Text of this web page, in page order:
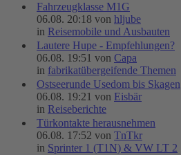
Fahrzeugklasse M1G
06.08. 20:18 von hljube
in Reisemobile und Ausbauten
Lautere Hupe - Empfehlungen?
06.08. 19:51 von Capa
in fabrikatübergeifende Themen
Ostseerunde Usedom bis Skagen
06.08. 19:21 von Eisbär
in Reiseberichte
Türkontakte herausnehmen
06.08. 17:52 von TnTkr
in Sprinter 1 (T1N) & VW LT 2